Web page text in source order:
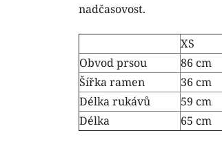
nadčasovost.
XS
Obvod prsou 86 cm
Šířka ramen
36 cm
Délka rukávů
59 cm
Délka
65 cm